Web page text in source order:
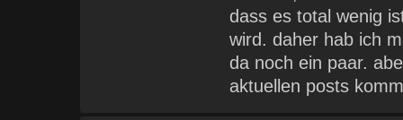
dass es total wenig
wird. daher hab ich
da noch ein paar.
aktuellen posts